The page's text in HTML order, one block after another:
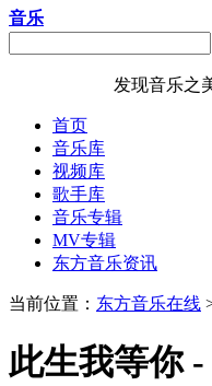
音乐
发现音乐之
首页
音乐库
视频库
歌手库
音乐专辑
MV专辑
东方音乐资讯
当前位置： 东方音乐在线
此生我等你